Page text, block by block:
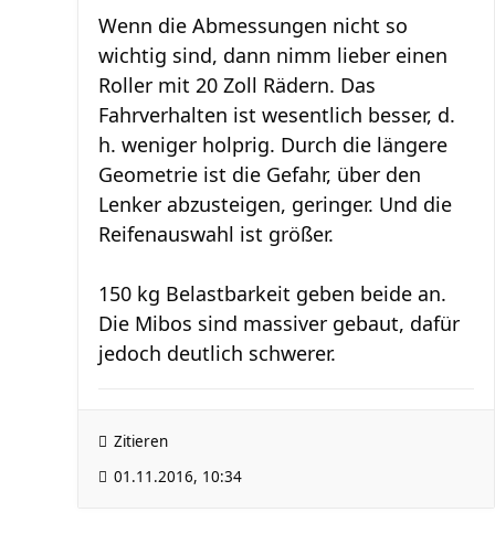
Wenn die Abmessungen nicht so
wichtig sind, dann nimm lieber einen
Roller mit 20 Zoll Rädern. Das
Fahrverhalten ist wesentlich besser, d.
h. weniger holprig. Durch die längere
Geometrie ist die Gefahr, über den
Lenker abzusteigen, geringer. Und die
Reifenauswahl ist größer.
150 kg Belastbarkeit geben beide an.
Die Mibos sind massiver gebaut, dafür
jedoch deutlich schwerer.
Zitieren
01.11.2016, 10:34